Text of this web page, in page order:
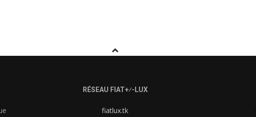
RÉSEAU FIAT+⁄-LUX
fiatlux.tk